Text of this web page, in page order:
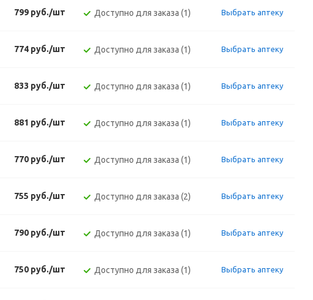
799 руб./шт Доступно для заказа (1) Выбрать аптеку
774 руб./шт Доступно для заказа (1) Выбрать аптеку
833 руб./шт Доступно для заказа (1) Выбрать аптеку
881 руб./шт Доступно для заказа (1) Выбрать аптеку
770 руб./шт Доступно для заказа (1) Выбрать аптеку
755 руб./шт Доступно для заказа (2) Выбрать аптеку
790 руб./шт Доступно для заказа (1) Выбрать аптеку
750 руб./шт Доступно для заказа (1) Выбрать аптеку